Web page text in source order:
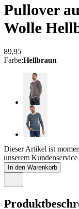
Pullover
Wolle
89,95
Farbe:Hellbraun
Dieser Artikel ist
unserem
In den Warenkorb